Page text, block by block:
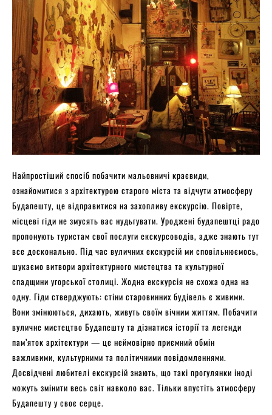
Найпростіший спосіб побачити мальовничі краєвиди,
ознайомитися з архітектурою старого міста та відчути атмосферу
Будапешту, це відправитися на захопливу екскурсію. Повірте,
місцеві гіди не змусять вас нудьгувати. Уроджені будапештці радо
пропонують туристам свої послуги екскурсоводів, адже знають тут
все досконально. Під час вуличних екскурсій ми сповільнюємось,
шукаємо витвори архітектурного мистецтва та культурної
спадщини угорської столиці. Жодна екскурсія не схожа одна на
одну. Гіди стверджують: стіни старовинних будівель є живими.
Вони змінюються, дихають, живуть своїм вічним життям. Побачити
вуличне мистецтво Будапешту та дізнатися історії та легенди
пам’яток архітектури — це неймовірно приємний обмін
важливими, культурними та політичними повідомленнями.
Досвідчені любителі екскурсій знають, що такі прогулянки іноді
можуть змінити весь світ навколо вас. Тільки впустіть атмосферу
Будапешту у своє серце.